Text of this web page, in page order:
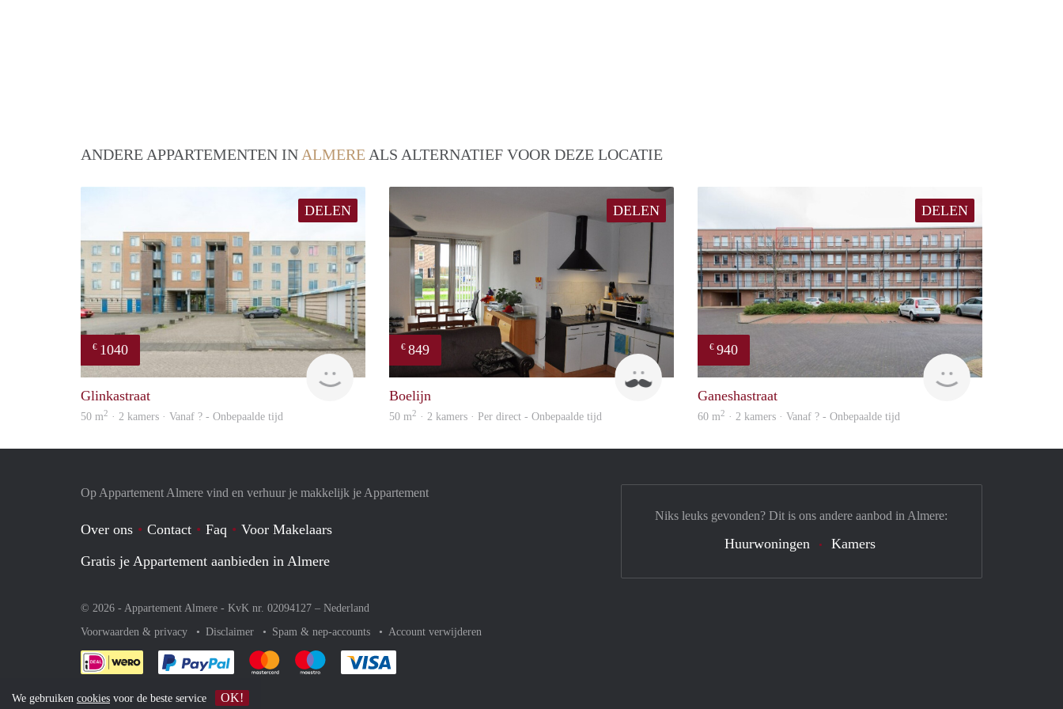
ANDERE APPARTEMENTEN IN ALMERE ALS ALTERNATIEF VOOR DEZE LOCATIE
DELEN
€ 1040
Glinkastraat
50 m2 · 2 kamers · Vanaf ? - Onbepaalde tijd
DELEN
€ 849
Boelijn
50 m2 · 2 kamers · Per direct - Onbepaalde tijd
DELEN
€ 940
Woning
Ganeshastraat
60 m2 · 2 kamers · Vanaf ? - Onbepaalde tijd
Op Appartement Almere vind en verhuur je makkelijk je Appartement
Over ons Contact Faq
Voor Makelaars
Gratis je Appartement aanbieden in Almere
© 2026 - Appartement Almere - KvK nr. 02094127 – Nederland
Voorwaarden & privacy
Disclaimer Spam & nep-accounts Account verwijderen
Je rekent gemakkelijk af met Paypal
Je rekent gemakkelijk af met Mastercard
Je rekent gemakkelijk af met Meastro
Niks leuks gevonden? Dit is ons andere aanbod in Almere:
Huurwoningen Kamers
We gebruiken cookies voor de beste service OK!